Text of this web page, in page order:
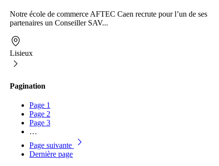
Notre école de commerce AFTEC Caen recrute pour l’un de ses
partenaires un Conseiller SAV...
Lisieux
Pagination
Page 1
Page 2
Page 3
…
Page suivante
Dernière page